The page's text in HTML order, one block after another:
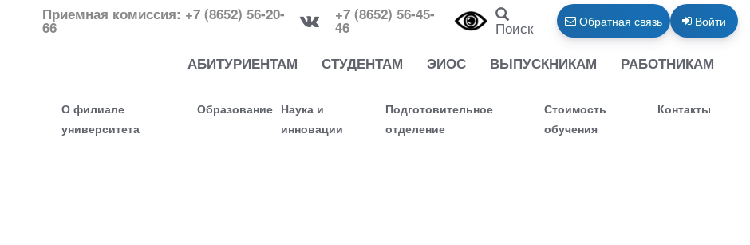
Приемная комиссия: +7 (8652) 56-20-
66
+7 (8652) 56-45-
46 Поиск Обратная связь Войти
АБИТУРИЕНТАМ СТУДЕНТАМ ЭИОС ВЫПУСКНИКАМ РАБОТНИКАМ
О филиале
университета
Образование Наука и
инновации
Подготовительное
отделение
Стоимость
обучения
Контакты